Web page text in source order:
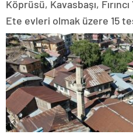
Köprüsü, Kavasbaşı,
Ete evleri olmak üzere 15